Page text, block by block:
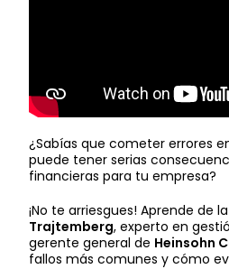
¿Sabías que cometer errores
puede tener serias
financieras para tu empresa?
¡No te arriesgues! Aprende de
Trajtemberg, experto en
gerente general de Heinsohn
fallos más comunes y cómo